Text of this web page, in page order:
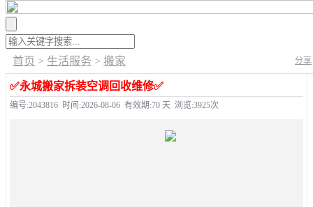
首页 > 生活服务 > 搬家 分享
✅️永城搬家拆装空调回收维修✅️
编号:2043816 时间:2026-08-06 有效期:70 天 浏览:3925次